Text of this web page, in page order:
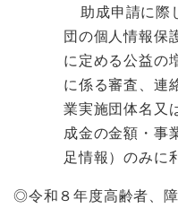
助成申請に際して
団の個人情報保
に定める公益の
に係る審査、連
業実施団体名又
成金の金額・事
足情報）のみに
◎令和８年度高齢者、